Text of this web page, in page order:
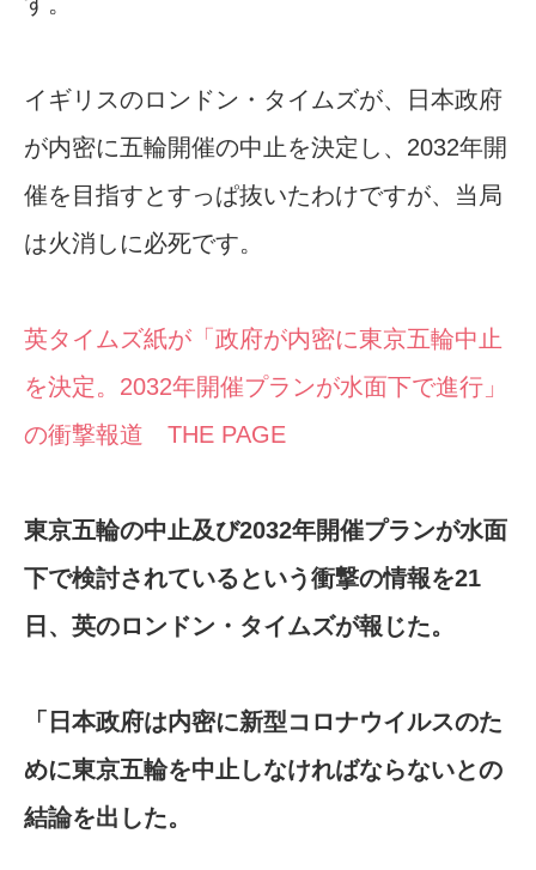
イギリスのロンドン・タイムズが、日本政府
が内密に五輪開催の中止を決定し、2032年開
催を目指すとすっぱ抜いたわけですが、当局
は火消しに必死です。
英タイムズ紙が「政府が内密に東京五輪中止
を決定。2032年開催プランが水面下で進行」
の衝撃報道 THE PAGE
東京五輪の中止及び2032年開催プランが水面
下で検討されているという衝撃の情報を21
日、英のロンドン・タイムズが報じた。
「日本政府は内密に新型コロナウイルスのた
めに東京五輪を中止しなければならないとの
結論を出した。